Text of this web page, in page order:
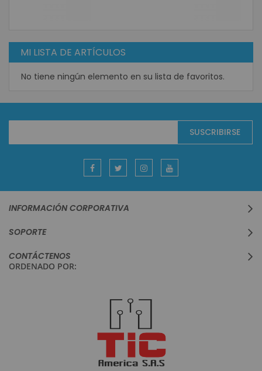
MI LISTA DE ARTÍCULOS
No tiene ningún elemento en su lista de favoritos.
Suscríbase
boletín
SUSCRIBIRSE
INFORMACIÓN CORPORATIVA
SOPORTE
CONTÁCTENOS
ORDENADO POR: